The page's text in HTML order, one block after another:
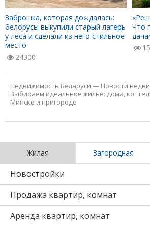
Заброшка, которая дождалась:
белорусы выкупили старый лагерь
у леса и сделали из него стильное
место
24300
Что
Недвижимость Беларуси — Новости
Выбираем идеальное жилье: дома,
Минске и пригороде
Жилая Загородная
Новостройки
Продажа квартир, комнат
Аренда квартир, комнат